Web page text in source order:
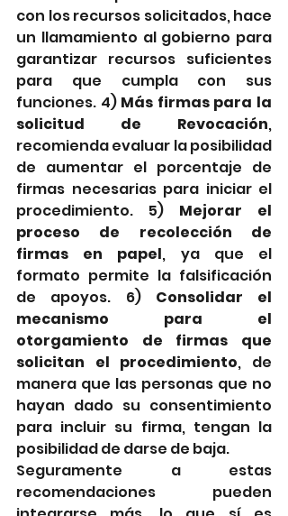
con los recursos solicitados, hace
un llamamiento al gobierno para
garantizar recursos suficientes
para que cumpla con sus
funciones. 4) Más firmas para la
solicitud de Revocación,
recomienda evaluar la posibilidad
de aumentar el porcentaje de
firmas necesarias para iniciar el
procedimiento. 5) Mejorar el
proceso de recolección de
firmas en papel, ya que el
formato permite la falsificación
de apoyos. 6) Consolidar el
mecanismo para el
otorgamiento de firmas que
solicitan el procedimiento, de
manera que las personas que no
hayan dado su consentimiento
para incluir su firma, tengan la
posibilidad de darse de baja.
Seguramente a estas
recomendaciones pueden